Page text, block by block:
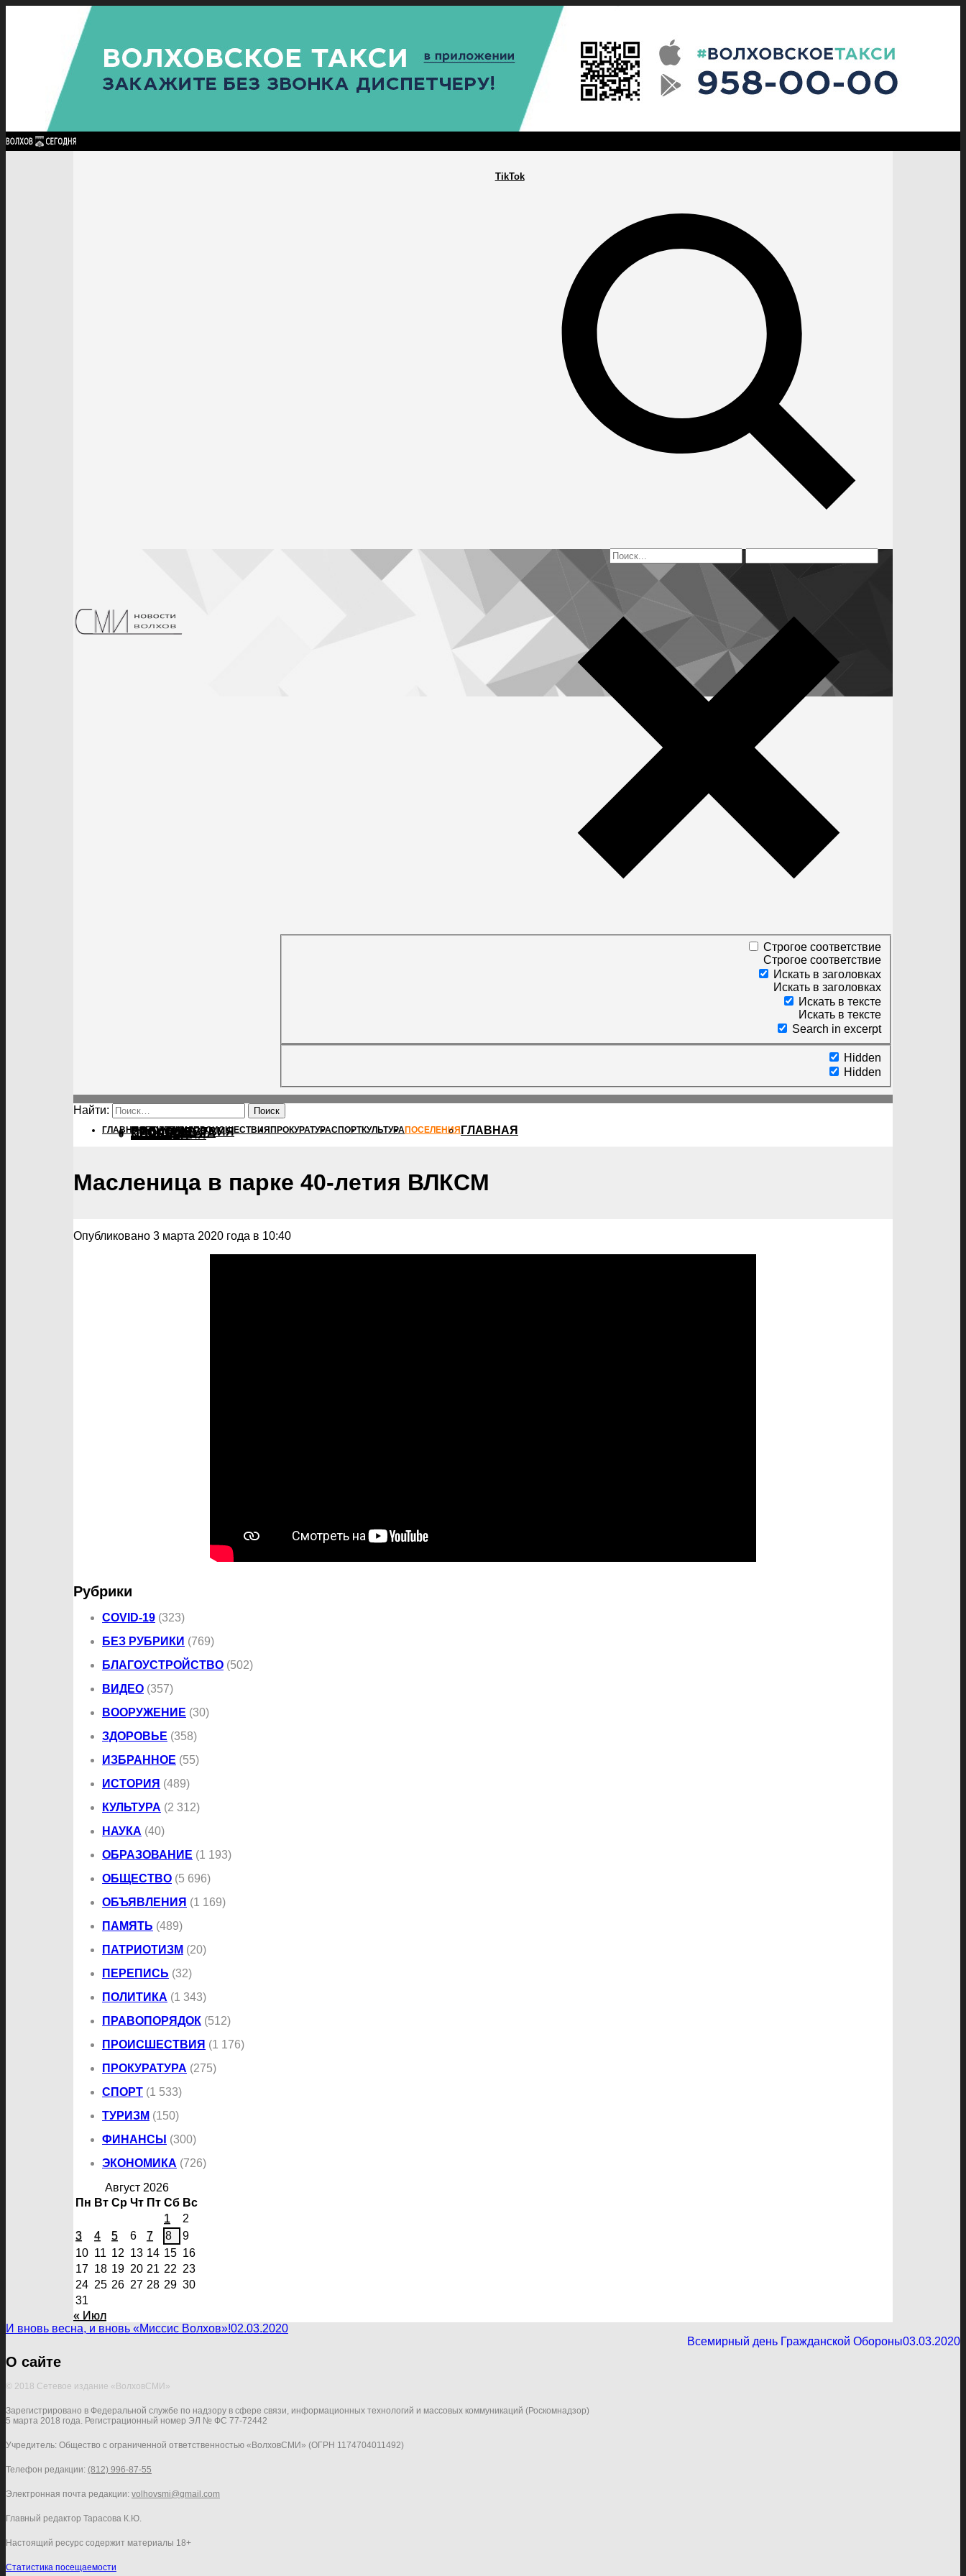
TikTok
Строгое соответствие
Строгое соответствие
Искать в заголовках
Искать в заголовках
Искать в тексте
Искать в тексте
Search in excerpt
Hidden
Hidden
Найти:
ГЛАВНАЯПОЛИТИКАПРОИСШЕСТВИЯ ПРОКУРАТУРАСПОРТКУЛЬТУРАПОСЕЛЕНИЯ ГЛАВНАЯ
ПОЛИТИКА
ПРОИСШЕСТВИЯ
ПРОКУРАТУРА
СПОРТ
КУЛЬТУРА
ПОСЕЛЕНИЯ
ГЛАВНАЯ ПОЛИТИКАПРОИСШЕСТВИЯПРОКУРАТУРА СПОРТ КУЛЬТУРАПОСЕЛЕНИЯ ГЛАВНАЯ
ПОЛИТИКА
КУЛЬТУРА
ПОСЕЛЕНИЯ
Масленица в парке 40-летия ВЛКСМ
Опубликовано 3 марта 2020 года в 10:40
Рубрики
COVID-19 (323)
БЕЗ РУБРИКИ (769)
БЛАГОУСТРОЙСТВО (502)
ВИДЕО (357)
ВООРУЖЕНИЕ (30)
ЗДОРОВЬЕ (358)
ИЗБРАННОЕ (55)
ИСТОРИЯ (489)
КУЛЬТУРА (2 312)
НАУКА (40)
ОБРАЗОВАНИЕ (1 193)
ОБЩЕСТВО (5 696)
ОБЪЯВЛЕНИЯ (1 169)
ПАМЯТЬ (489)
ПАТРИОТИЗМ (20)
ПЕРЕПИСЬ (32)
ПОЛИТИКА (1 343)
ПРАВОПОРЯДОК (512)
ПРОИСШЕСТВИЯ (1 176)
ПРОКУРАТУРА (275)
СПОРТ (1 533)
ТУРИЗМ (150)
ФИНАНСЫ (300)
ЭКОНОМИКА (726)
Август 2026
Пн Вт Ср Чт Пт Сб Вс
1
2
3
4 5 6 7 8
9
10 11 12 13 14 15 16
17 18 19 20 21 22 23
24 25 26 27 28 29 30
31
« Июл
И вновь весна, и вновь «Миссис Волхов»!02.03.2020
Всемирный день Гражданской Обороны03.03.2020
О сайте
© 2018 Сетевое издание «ВолховСМИ»
Зарегистрировано в Федеральной службе по надзору в сфере связи, информационных технологий и массовых коммуникаций (Роскомнадзор)
5 марта 2018 года. Регистрационный номер ЭЛ № ФС 77-72442
Учредитель: Общество с ограниченной ответственностью «ВолховСМИ» (ОГРН 1174704011492)
Телефон редакции: (812) 996-87-55
Электронная почта редакции: volhovsmi@gmail.com
Главный редактор Тарасова К.Ю.
Настоящий ресурс содержит материалы 18+
Статистика посещаемости